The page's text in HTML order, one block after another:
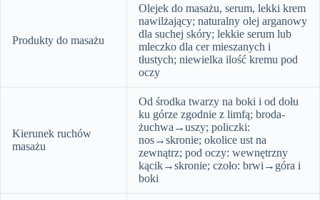
Produkty do masażu
Olejek do masażu, serum, lekki krem
nawilżający; naturalny olej arganowy
dla suchej skóry; lekkie serum lub
mleczko dla cer mieszanych i
tłustych; niewielka ilość kremu pod
oczy
Kierunek ruchów
masażu
Od środka twarzy na boki i od dołu
ku górze zgodnie z limfą; broda-
żuchwa→uszy; policzki:
nos→skronie; okolice ust na
zewnątrz; pod oczy: wewnętrzny
kącik→skronie; czoło: brwi→góra i
boki